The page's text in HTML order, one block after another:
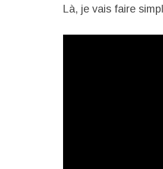
Là, je vais faire